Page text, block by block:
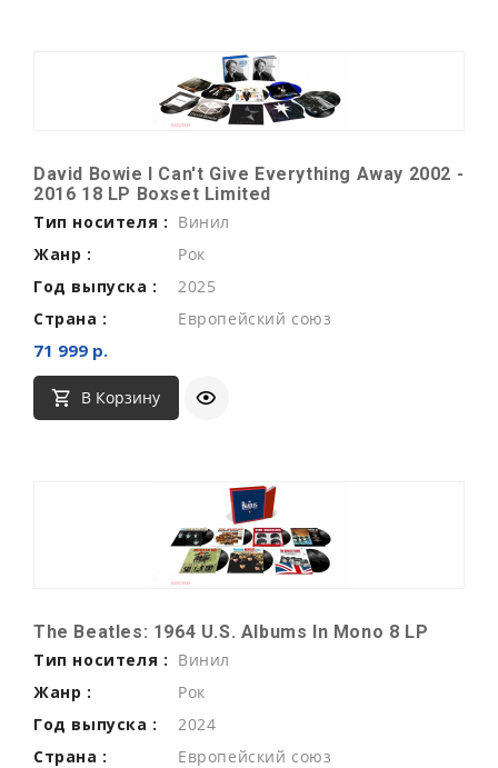
David Bowie I Can't Give Everything Away 2002 -
2016 18 LP Boxset Limited
Тип носителя : Винил
Жанр :
Рок
Год выпуска :
2025
Страна :
Европейский союз
71 999 р.
В Корзину
The Beatles: 1964 U.S. Albums In Mono 8 LP
Тип носителя : Винил
Жанр :
Рок
Год выпуска :
2024
Страна :
Европейский союз